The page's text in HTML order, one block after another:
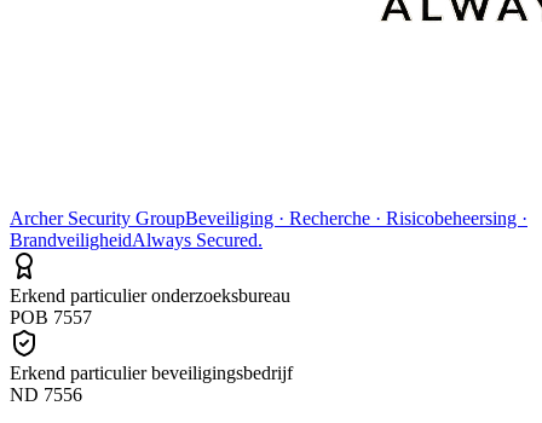
Archer Security GroupBeveiliging · Recherche · Risicobeheersing ·
BrandveiligheidAlways Secured.
Erkend particulier onderzoeksbureau
POB 7557
Erkend particulier beveiligingsbedrijf
ND 7556